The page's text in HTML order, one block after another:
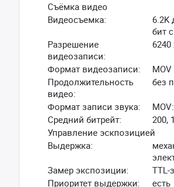
Съёмка видео
Видеосъемка:
6.2K
бит
Разрешение
видеозаписи:
6240
Формат видеозаписи:
Продолжительность
видео:
без
Формат записи звука:
Средний битрейт:
200,
Управление эскпозицией
Выдержка:
Замер экспозиции:
TTL-
Приоритет выдержки:
есть